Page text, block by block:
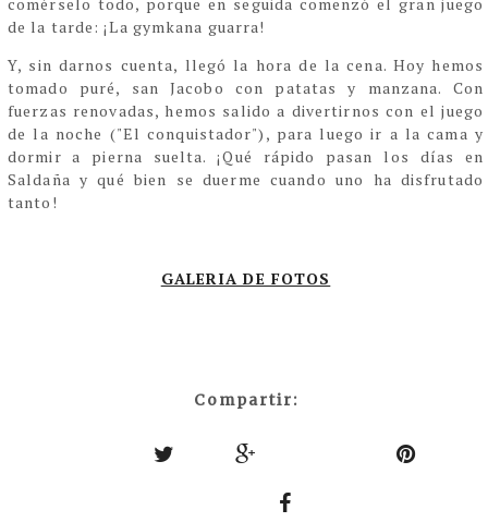
de la tarde:¡La gymkana guarra!
Y, sin darnos cuenta, llegó la hora de la cena. Hoy hemos
tomado puré, san Jacobo con patatas y manzana. Con
fuerzas renovadas, hemos salido a divertirnos con el juego
de la noche ("El conquistador"), para luego ir a la cama y
dormir a pierna suelta. ¡Qué rápido pasan los días en
Saldaña y qué bien se duerme cuando uno ha disfrutado
tanto!
GALERIA DE FOTOS
Compartir: